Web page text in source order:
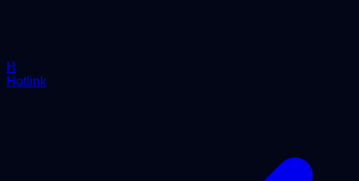
H
Hotlink